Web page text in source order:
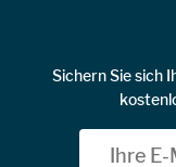
Sichern Sie sich